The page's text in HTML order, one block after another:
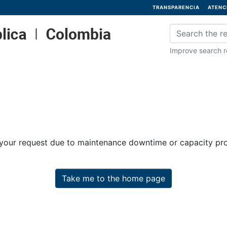
TRANSPARENCIA
Improve search
request due to maintenance downtime or capacity
Take me to the home page